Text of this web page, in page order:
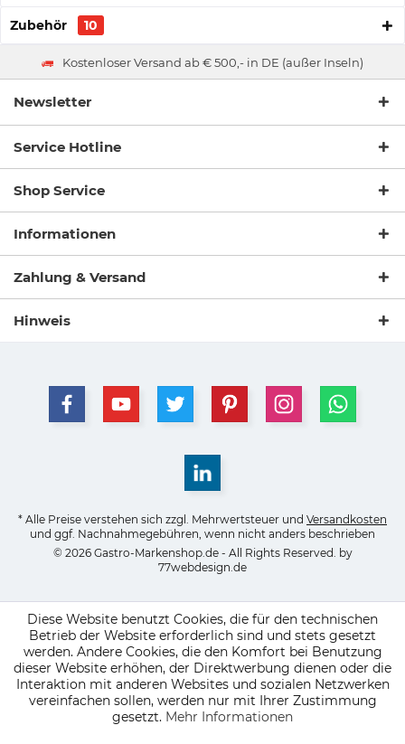
Zubehör 10
Kostenloser Versand ab € 500,- in DE (außer Inseln)
Newsletter
Service Hotline
Shop Service
Informationen
Zahlung & Versand
Hinweis
* Alle Preise verstehen sich zzgl. Mehrwertsteuer und Versandkosten
und ggf. Nachnahmegebühren, wenn nicht anders beschrieben
© 2026 Gastro-Markenshop.de - All Rights Reserved. by
77webdesign.de
Diese Website benutzt Cookies, die für den technischen
Betrieb der Website erforderlich sind und stets gesetzt
werden. Andere Cookies, die den Komfort bei Benutzung
dieser Website erhöhen, der Direktwerbung dienen oder die
Interaktion mit anderen Websites und sozialen Netzwerken
vereinfachen sollen, werden nur mit Ihrer Zustimmung
gesetzt. Mehr Informationen